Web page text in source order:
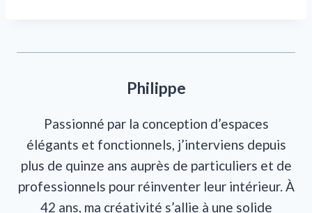
Philippe
Passionné par la conception d’espaces
élégants et fonctionnels, j’interviens depuis
plus de quinze ans auprès de particuliers et de
professionnels pour réinventer leur intérieur. À
42 ans, ma créativité s’allie à une solide